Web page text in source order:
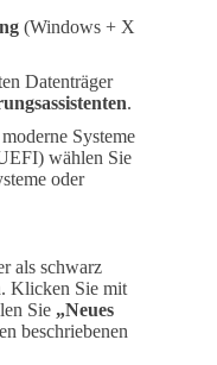
(Windows + X
Datenträger
.
Systeme
wählen Sie
oder
als schwarz
Klicken Sie mit
Sie „Neues
beschriebenen